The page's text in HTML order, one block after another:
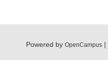
Powered by OpenCampus |